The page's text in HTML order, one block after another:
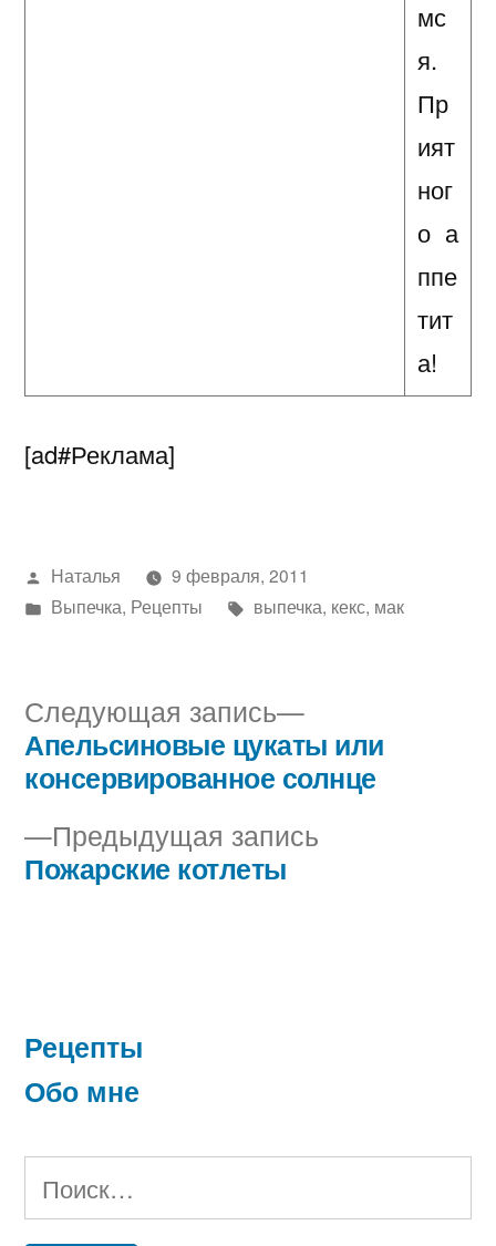
мс
я.
Пр
ият
ног
о а
ппе
тит
а!
[ad#Реклама]
Написано
автором
Наталья
9 февраля, 2011
Написано
Выпечка, Рецепты Метки:
выпечка, кекс, мак
Навигация
записям
Предыдущая запись
Пожарские котлеты
Следующая запись
Следующая
запись:
Апельсиновые цукаты или
консервированное солнце
Рецепты
Обо мне
Найти: